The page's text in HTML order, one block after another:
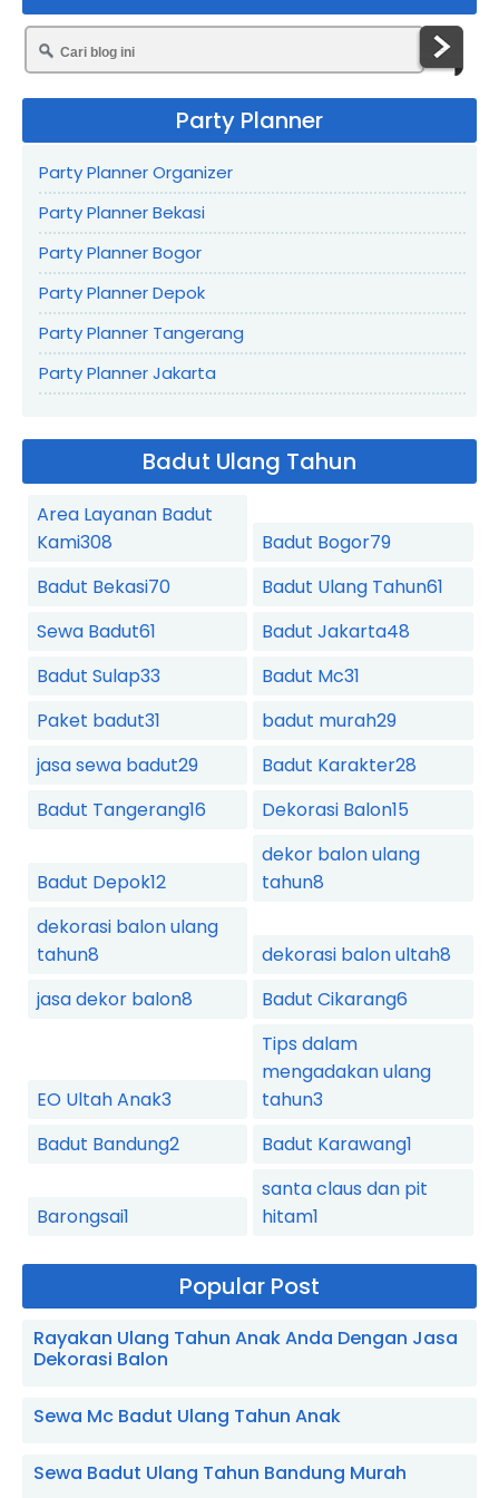
Party Planner
Party Planner Organizer
Party Planner Bekasi
Party Planner Bogor
Party Planner Depok
Party Planner Tangerang
Party Planner Jakarta
Badut Ulang Tahun
Area Layanan Badut
Kami308 Badut Bogor79
Badut Bekasi70 Badut Ulang Tahun61
Sewa Badut61 Badut Jakarta48
Badut Sulap33 Badut Mc31
Paket badut31 badut murah29
jasa sewa badut29 Badut Karakter28
Badut Tangerang16 Dekorasi Balon15
Badut Depok12
dekor balon ulang
tahun8
dekorasi balon ulang
tahun8 dekorasi balon ultah8
jasa dekor balon8 Badut Cikarang6
EO Ultah Anak3
Tips dalam
mengadakan ulang
tahun3
Badut Bandung2 Badut Karawang1
Barongsai1
santa claus dan pit
hitam1
Popular Post
Rayakan Ulang Tahun Anak Anda Dengan Jasa
Dekorasi Balon
Sewa Mc Badut Ulang Tahun Anak
Sewa Badut Ulang Tahun Bandung Murah